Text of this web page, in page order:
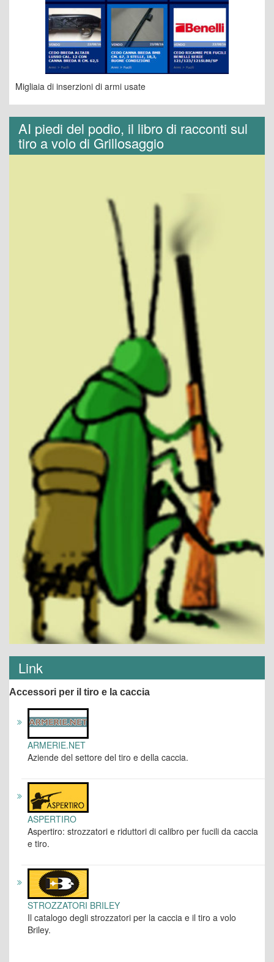
Migliaia di inserzioni di armi usate
AI piedi del podio, il libro di racconti sul
tiro a volo di Grillosaggio
Link
Accessori per il tiro e la caccia
ARMERIE.NET
Aziende del settore del tiro e della caccia.
ASPERTIRO
Aspertiro: strozzatori e riduttori di calibro per fucili da caccia
e tiro.
STROZZATORI BRILEY
Il catalogo degli strozzatori per la caccia e il tiro a volo
Briley.